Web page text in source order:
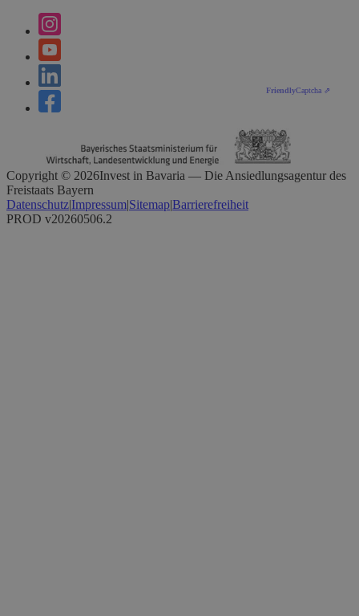
FriendlyCaptcha ⇗
Copyright © 2026Invest in Bavaria — Die Ansiedlungsagentur des
Freistaats Bayern
Datenschutz|Impressum|Sitemap|Barrierefreiheit
PROD v20260506.2